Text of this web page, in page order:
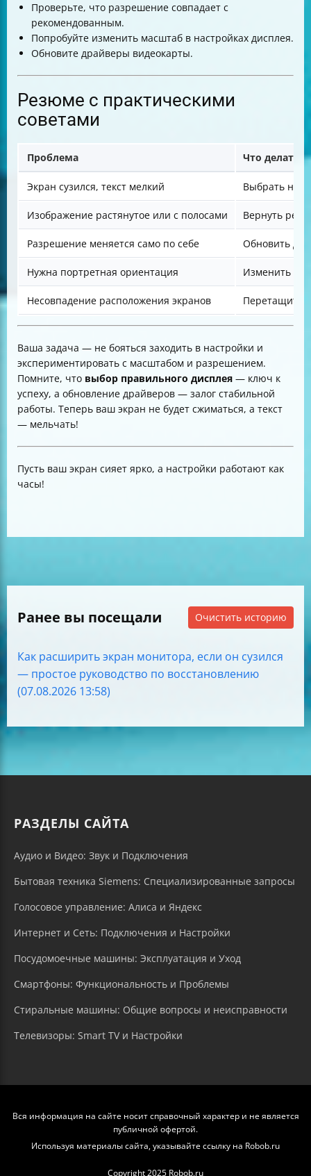
Проверьте, что разрешение совпадает с
рекомендованным.
Попробуйте изменить масштаб в настройках дисплея.
Обновите драйверы видеокарты.
Резюме с практическими
советами
Проблема Что делать
Экран сузился, текст мелкий Выбрать
Изображение растянутое или с полосами Вернуть
Разрешение меняется само по себе Обновить
Нужна портретная ориентация Изменить
Несовпадение расположения экранов Перетащить
Ваша задача — не бояться заходить в настройки и
экспериментировать с масштабом и разрешением.
Помните, что выбор правильного дисплея — ключ к
успеху, а обновление драйверов — залог стабильной
работы. Теперь ваш экран не будет сжиматься, а текст
— мельчать!
Пусть ваш экран сияет ярко, а настройки работают как
часы!
Ранее вы посещали Очистить историю
Как расширить экран монитора, если он сузился
— простое руководство по восстановлению
(07.08.2026 13:58)
РАЗДЕЛЫ САЙТА
Аудио и Видео: Звук и Подключения
Бытовая техника Siemens: Специализированные запросы
Голосовое управление: Алиса и Яндекс
Интернет и Сеть: Подключения и Настройки
Посудомоечные машины: Эксплуатация и Уход
Смартфоны: Функциональность и Проблемы
Стиральные машины: Общие вопросы и неисправности
Телевизоры: Smart TV и Настройки
Вся информация на сайте носит справочный характер и не является
публичной офертой.
Используя материалы сайта, указывайте ссылку на Robob.ru
Copyright 2025 Robob.ru